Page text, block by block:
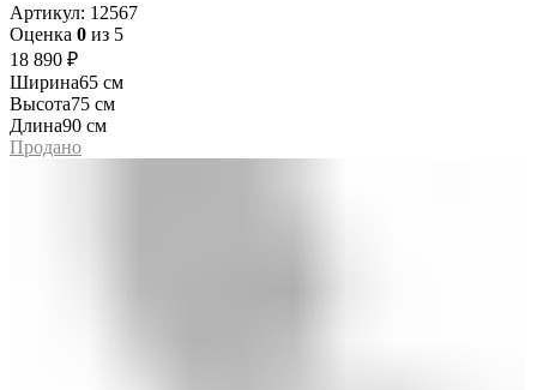
Артикул: 12567
Оценка 0 из 5
18 890 ₽
Ширина65 см
Высота75 см
Длина90 см
Продано